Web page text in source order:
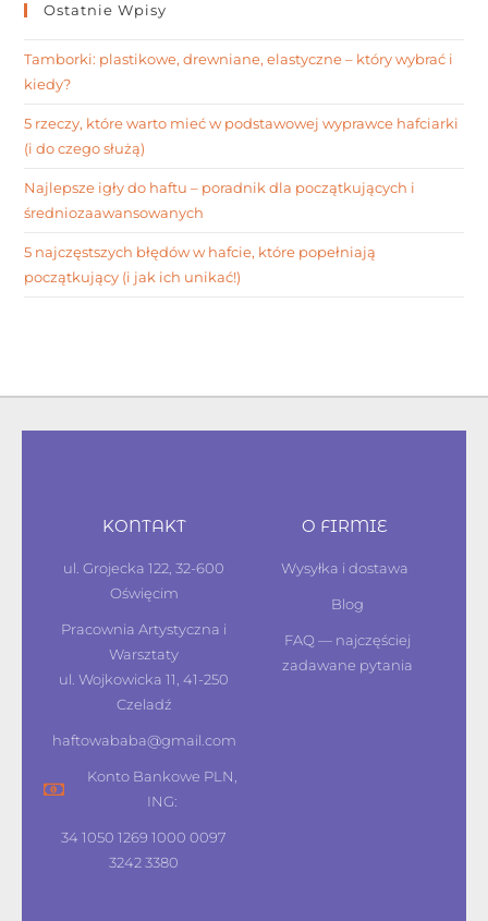
Ostatnie Wpisy
Tamborki: plastikowe, drewniane, elastyczne – który wybrać i
kiedy?
5 rzeczy, które warto mieć w podstawowej wyprawce hafciarki
(i do czego służą)
Najlepsze igły do haftu – poradnik dla początkujących i
średniozaawansowanych
5 najczęstszych błędów w hafcie, które popełniają
początkujący (i jak ich unikać!)
KONTAKT
ul. Grojecka 122, 32-600
Oświęcim
Pracownia Artystyczna i
Warsztaty
ul. Wojkowicka 11, 41-250
Czeladź
haftowababa@gmail.com
Konto Bankowe PLN,
ING:
34 1050 1269 1000 0097
3242 3380
O FIRMIE
Wysyłka i dostawa
Blog
FAQ — najczęściej
zadawane pytania